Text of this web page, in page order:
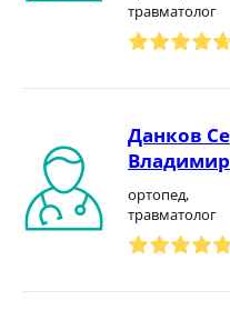
травматолог
Данков
ортопед,
травматолог